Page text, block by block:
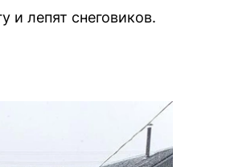
и лепят снеговиков.